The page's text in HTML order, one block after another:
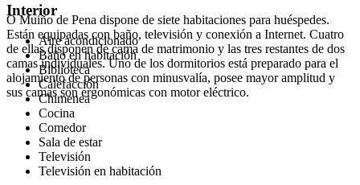
O Muiño de Pena dispone de siete habitaciones para huéspedes.
Están equipadas con baño, televisión y conexión a Internet. Cuatro
de ellas disponen de cama de matrimonio y las tres restantes de dos
camas individuales. Uno de los dormitorios está preparado para el
alojamiento de personas con minusvalía, posee mayor amplitud y
sus camas son ergonómicas con motor eléctrico.
Interior
Aire acondicionado
Baño en habitación
Biblioteca
Calefacción
Chimenea
Cocina
Comedor
Sala de estar
Televisión
Televisión en habitación